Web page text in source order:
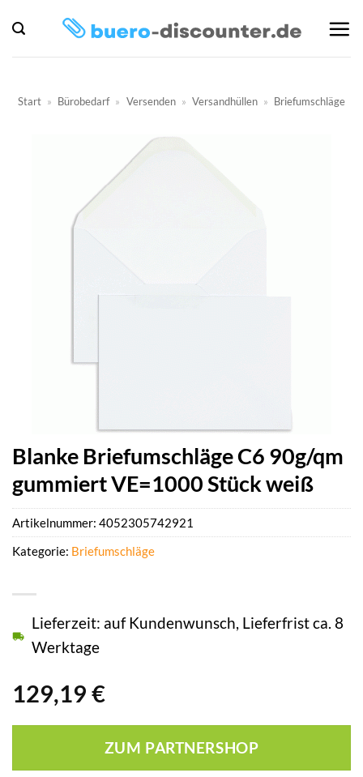
Inhalt
springen
Start » Bürobedarf » Versenden » Versandhüllen » Briefumschläge
Blanke Briefumschläge C6 90g/qm
gummiert VE=1000 Stück weiß
129,19 €
Lieferzeit: auf Kundenwunsch, Lieferfrist ca. 8
Werktage
ZUM PARTNERSHOP
Artikelnummer: 4052305742921
Kategorie: Briefumschläge